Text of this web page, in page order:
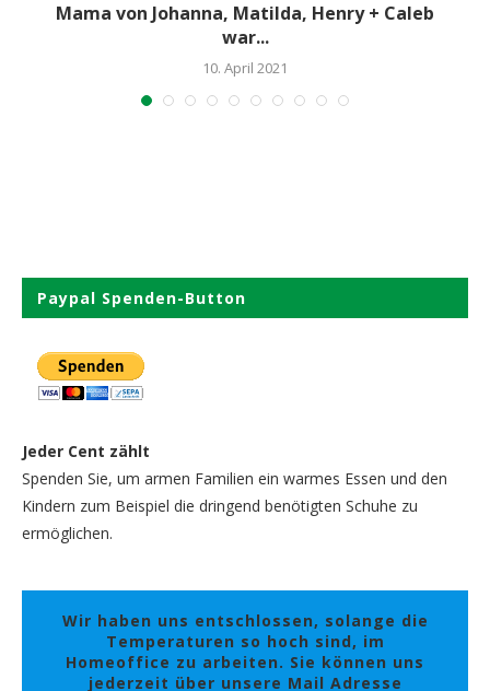
Mama von Johanna, Matilda, Henry + Caleb
war...
10. April 2021
Paypal Spenden-Button
Jeder Cent zählt
Spenden Sie, um armen Familien ein warmes Essen und den
Kindern zum Beispiel die dringend benötigten Schuhe zu
ermöglichen.
Wir haben uns entschlossen, solange die
Temperaturen so hoch sind, im
Homeoffice zu arbeiten. Sie können uns
jederzeit über unsere Mail Adresse